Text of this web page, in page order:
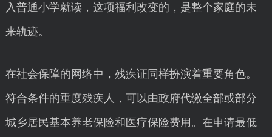
入普通小学就读，这项福利改变的，是整个家庭的未
来轨迹。
在社会保障的网络中，残疾证同样扮演着重要角色。
符合条件的重度残疾人，可以由政府代缴全部或部分
城乡居民基本养老保险和医疗保险费用。在申请最低